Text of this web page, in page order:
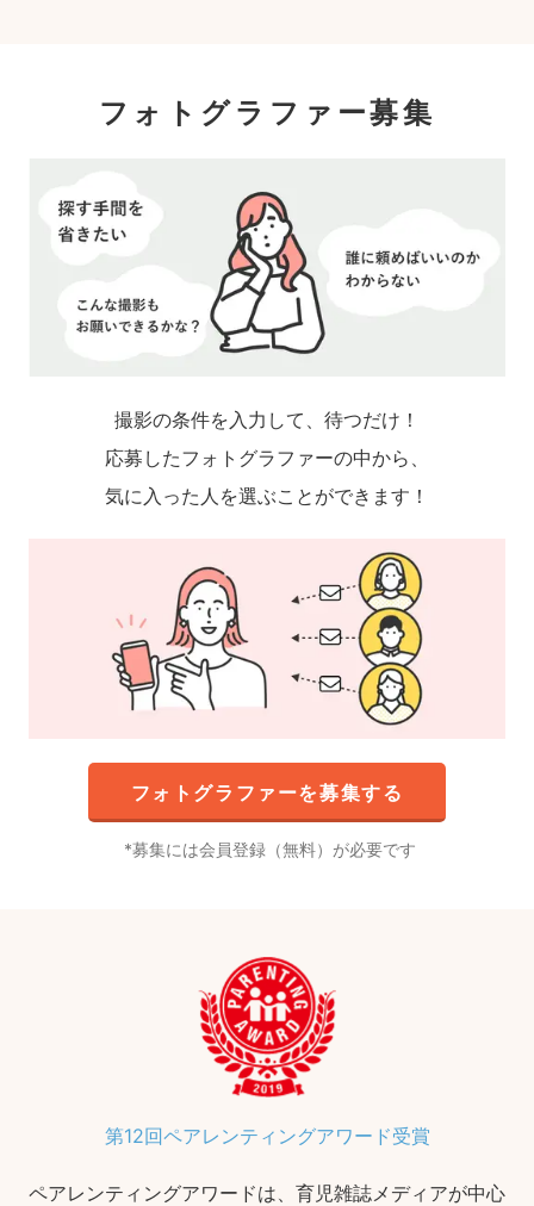
フォトグラファー募集
撮影の条件を入力して、待つだけ！
応募したフォトグラファーの中から、
気に入った人を選ぶことができます！
フォトグラファーを募集する
募集には会員登録（無料）が必要です
第12回ペアレンティングアワード受賞
ペアレンティングアワードは、育児雑誌メディアが中心